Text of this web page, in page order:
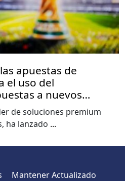
apuestas de
el uso del
a nuevos
informe de la Copa
de soluciones premium
ha lanzado ...
Mantener Actualizado